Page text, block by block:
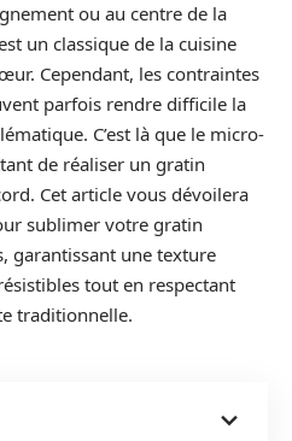
ou au centre de la
un classique de la cuisine
Cependant, les contraintes
parfois rendre difficile la
C’est là que le micro-
de réaliser un gratin
Cet article vous dévoilera
sublimer votre gratin
garantissant une texture
tout en respectant
traditionnelle.